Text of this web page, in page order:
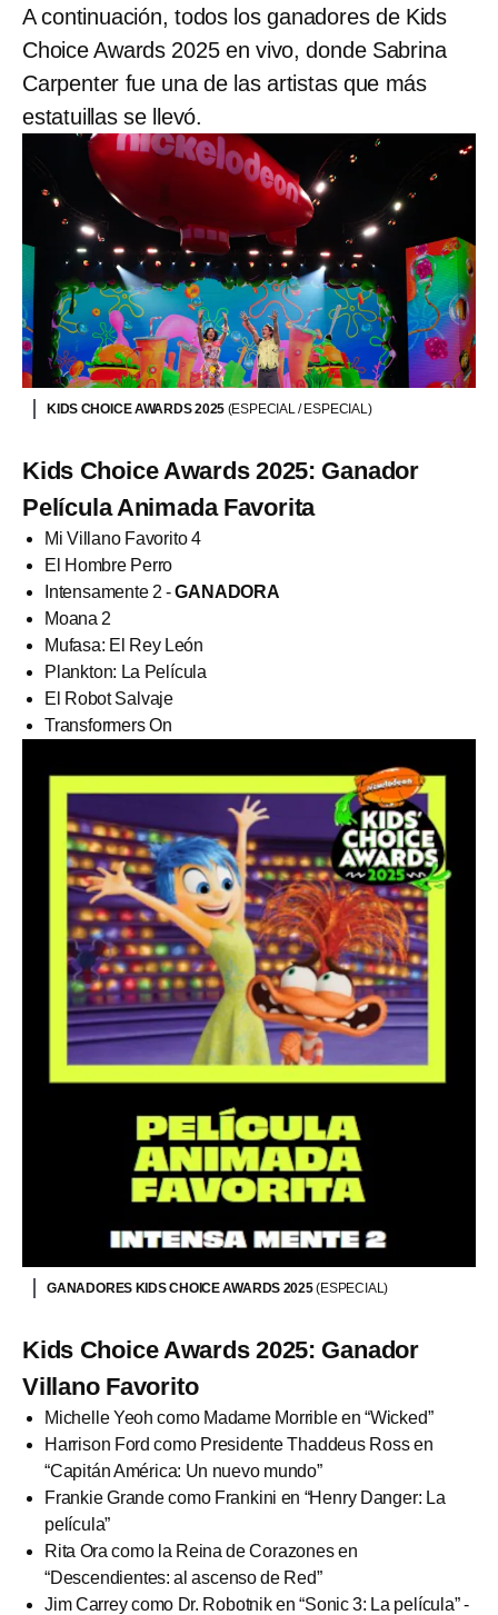
A continuación, todos los ganadores de Kids
Choice Awards 2025 en vivo, donde Sabrina
Carpenter fue una de las artistas que más
estatuillas se llevó.
KIDS CHOICE AWARDS 2025 (ESPECIAL / ESPECIAL)
Kids Choice Awards 2025: Ganador
Película Animada Favorita
Mi Villano Favorito 4
El Hombre Perro
Intensamente 2 -GANADORA
Moana 2
Mufasa: El Rey León
Plankton: La Película
El Robot Salvaje
Transformers On
GANADORES KIDS CHOICE AWARDS 2025(ESPECIAL)
Kids Choice Awards 2025: Ganador
Villano Favorito
Michelle Yeoh como Madame Morrible en “Wicked”
Harrison Ford como Presidente Thaddeus Ross en
“Capitán América: Un nuevo mundo”
Frankie Grande como Frankini en “Henry Danger: La
película”
Rita Ora como la Reina de Corazones en
“Descendientes: al ascenso de Red”
Jim Carrey como Dr. Robotnik en “Sonic 3: La película” -